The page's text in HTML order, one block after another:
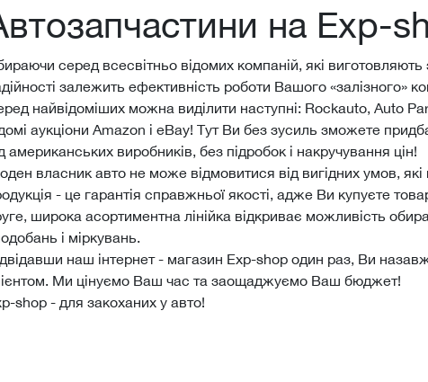
на Еxp-
серед всесвітньо відомих компаній, які виготовляють
залежить ефективність роботи Вашого «залізного»
найвідоміших можна виділити наступні: Rockauto, Auto
аукціони Amazon і eBay! Тут Ви без зусиль зможете
американських виробників, без підробок і накручування цін!
власник авто не може відмовитися від вигідних умов,
- це гарантія справжньої якості, адже Ви купуєте
широка асортиментна лінійка відкриває можливість
і міркувань.
наш інтернет - магазин Еxp-shop один раз, Ви
Ми цінуємо Ваш час та заощаджуємо Ваш бюджет!
shop - для закоханих у авто!